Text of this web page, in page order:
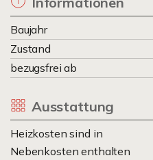
Baujahr
Zustand
bezugsfrei ab
Ausstattung
Heizkosten sind in
Nebenkosten enthalten